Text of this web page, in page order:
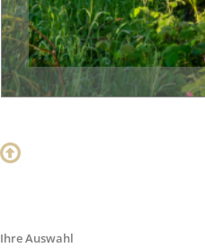
Ihre Auswahl